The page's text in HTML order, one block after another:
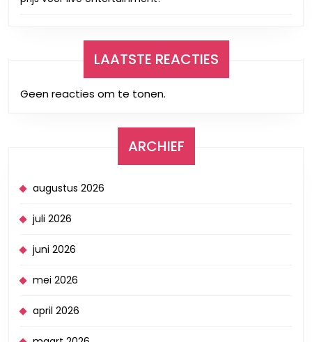
LAATSTE REACTIES
Geen reacties om te tonen.
ARCHIEF
augustus 2026
juli 2026
juni 2026
mei 2026
april 2026